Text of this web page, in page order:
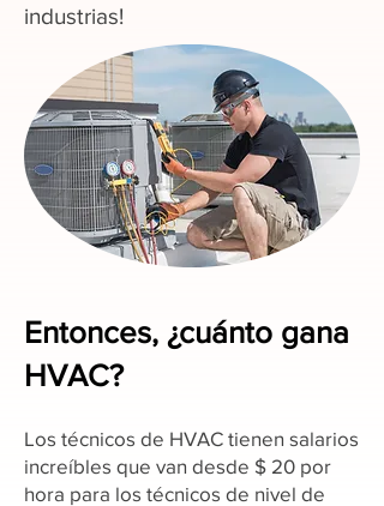
industrias!
Entonces, ¿cuánto gana
HVAC?
Los técnicos de HVAC tienen salarios
increíbles que van desde $ 20 por
hora para los técnicos de nivel de